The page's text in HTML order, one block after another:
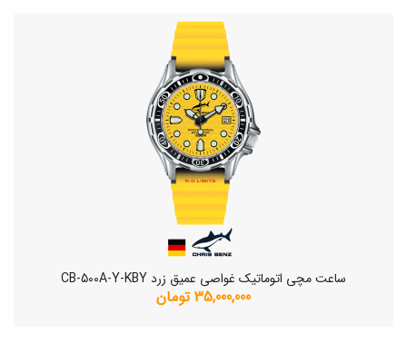
ساعت مچی اتوماتیک غواصی عمیق زرد CB-500A-Y-KBY
35,000,000 تومان